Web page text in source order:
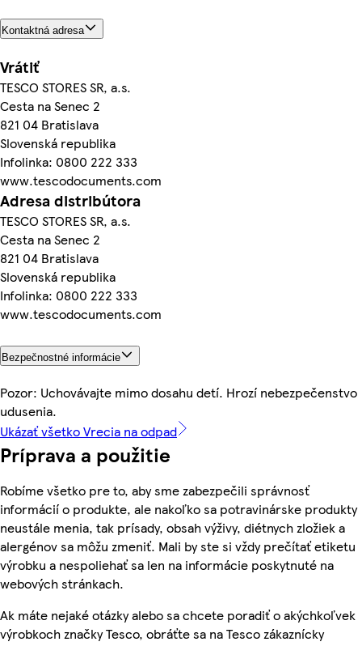
Kontaktná adresa
Vrátiť
TESCO STORES SR, a.s.
Cesta na Senec 2
821 04 Bratislava
Slovenská republika
Infolinka: 0800 222 333
www.tescodocuments.com
Adresa distribútora
TESCO STORES SR, a.s.
Cesta na Senec 2
821 04 Bratislava
Slovenská republika
Infolinka: 0800 222 333
www.tescodocuments.com
Bezpečnostné informácie
Pozor: Uchovávajte mimo dosahu detí. Hrozí nebezpečenstvo
udusenia.
Ukázať všetko Vrecia na odpad
Príprava a použitie
Robíme všetko pre to, aby sme zabezpečili správnosť
informácií o produkte, ale nakoľko sa potravinárske produkty
neustále menia, tak prísady, obsah výživy, diétnych zložiek a
alergénov sa môžu zmeniť. Mali by ste si vždy prečítať etiketu
výrobku a nespoliehať sa len na informácie poskytnuté na
webových stránkach.
Ak máte nejaké otázky alebo sa chcete poradiť o akýchkoľvek
výrobkoch značky Tesco, obráťte sa na Tesco zákaznícky